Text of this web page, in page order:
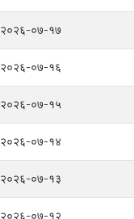
२०२६-०७-१७
२०२६-०७-१६
२०२६-०७-१५
२०२६-०७-१४
२०२६-०७-१३
२०२६-०७-१२